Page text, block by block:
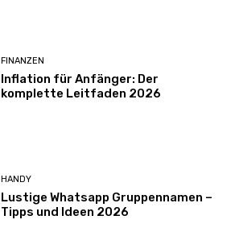
FINANZEN
Inflation für Anfänger: Der
komplette Leitfaden 2026
HANDY
Lustige Whatsapp Gruppennamen –
Tipps und Ideen 2026